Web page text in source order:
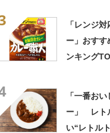
「レンジ
ー」おす
ンキング
「一番お
ー」 レト
い“レトル